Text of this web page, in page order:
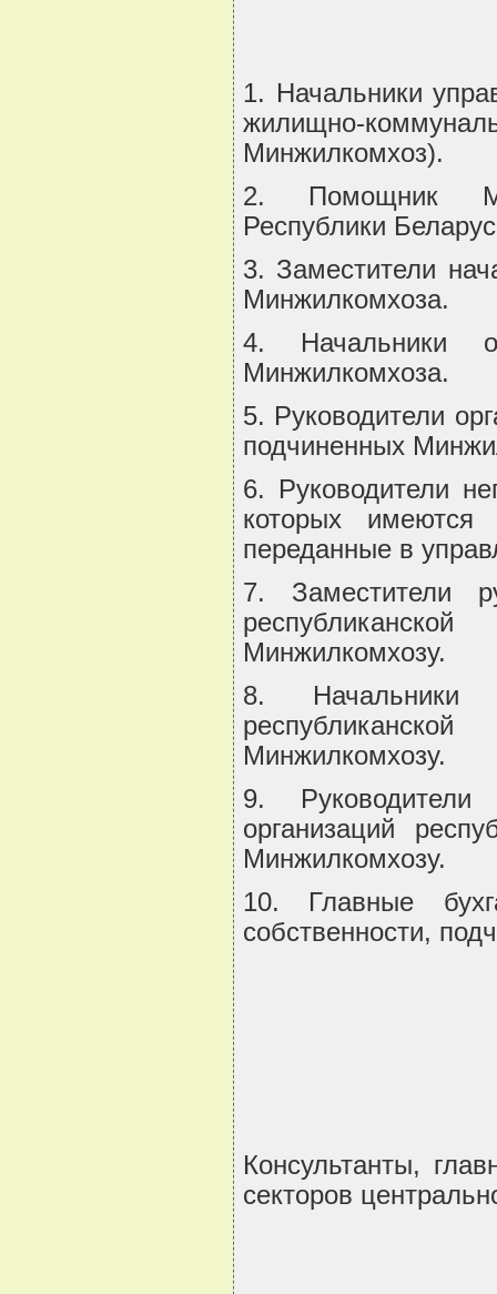
1. Начальники
жилищно-
Минжилкомхоз).
2. Помощник
Республики
3. Заместители
Минжилкомхоза.
4. Начальники
Минжилкомхоза.
5. Руководители
подчиненных
6. Руководители
которых имеются
переданные в
7. Заместители
Минжилкомхозу.
8. Начальники
Минжилкомхозу.
9. Руководители
организаций
Минжилкомхозу.
10. Главные
собственности,
Консультанты,
секторов